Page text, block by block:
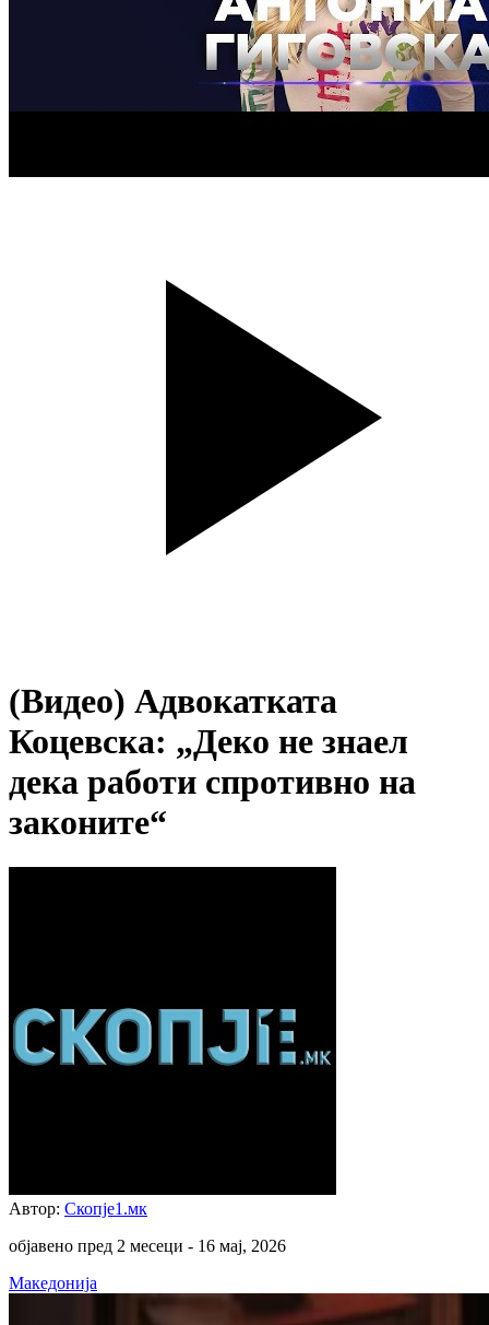
(Видео) Адвокатката
Коцевска: „Деко не знаел
дека работи спротивно на
законите“
Автор: Скопје1.мк
објавено пред 2 месеци - 16 мај, 2026
Македонија